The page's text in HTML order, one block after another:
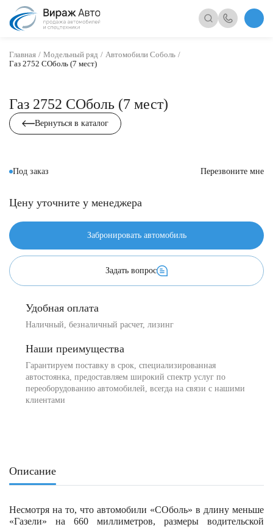
Главная Модельный ряд
Автомобили Соболь
Газ 2752 СОболь (7 мест)
Газ 2752 СОболь (7 мест)
Вернуться в каталог
Под заказ Перезвоните мне
Цену уточните у менеджера
Забронировать автомобиль
Задать вопрос
Удобная оплата
Наличный, безналичный расчет, лизинг
Наши преимущества
Гарантируем поставку в срок, специализированная
автостоянка, предоставляем широкий спектр услуг по
переоборудованию автомобилей, всегда на связи с нашими
клиентами
Описание
Несмотря на то, что автомобили «СОболь» в длину меньше
«Газели» на 660 миллиметров, размеры водительской